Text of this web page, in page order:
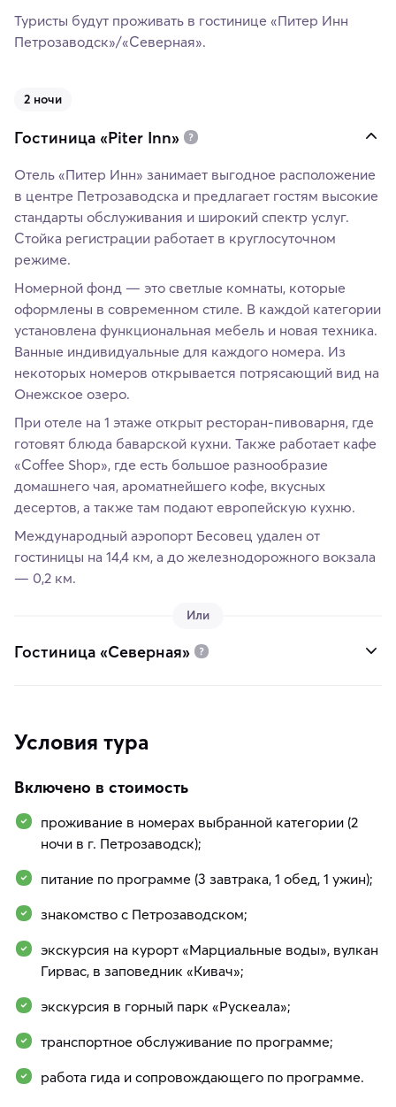
Туристы будут проживать в гостинице «Питер Инн
Петрозаводск»/«Северная».
2 ночи
Гостиница «Piter Inn»
Отель «Питер Инн» занимает выгодное расположение
в центре Петрозаводска и предлагает гостям высокие
стандарты обслуживания и широкий спектр услуг.
Стойка регистрации работает в круглосуточном
режиме.
Номерной фонд — это светлые комнаты, которые
оформлены в современном стиле. В каждой категории
установлена функциональная мебель и новая техника.
Ванные индивидуальные для каждого номера. Из
некоторых номеров открывается потрясающий вид на
Онежское озеро.
При отеле на 1 этаже открыт ресторан-пивоварня, где
готовят блюда баварской кухни. Также работает кафе
«Coffee Shop», где есть большое разнообразие
домашнего чая, ароматнейшего кофе, вкусных
десертов, а также там подают европейскую кухню.
Международный аэропорт Бесовец удален от
гостиницы на 14,4 км, а до железнодорожного вокзала
— 0,2 км.
Или
Гостиница «Северная»
Условия тура
Включено в стоимость
проживание в номерах выбранной категории (2
ночи в г. Петрозаводск);
питание по программе (3 завтрака, 1 обед, 1 ужин);
знакомство с Петрозаводском;
экскурсия на курорт «Марциальные воды», вулкан
Гирвас, в заповедник «Кивач»;
экскурсия в горный парк «Рускеала»;
транспортное обслуживание по программе;
работа гида и сопровождающего по программе.